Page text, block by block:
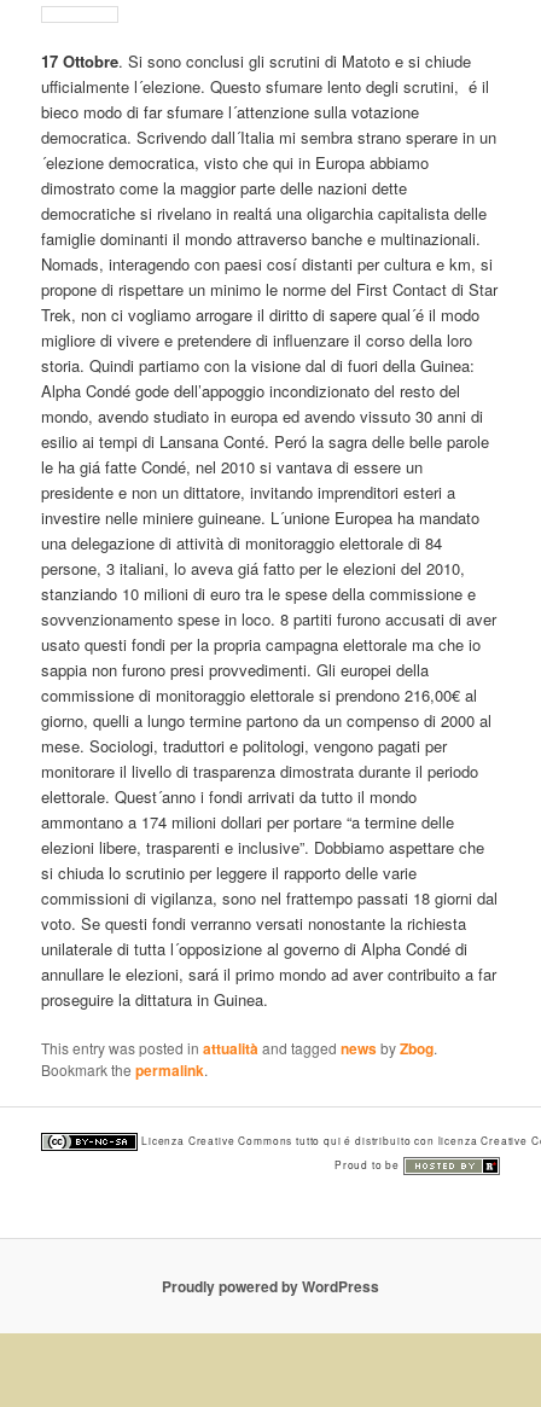
17 Ottobre. Si sono conclusi gli scrutini di Matoto e si chiude
ufficialmente l´elezione. Questo sfumare lento degli scrutini, é il
bieco modo di far sfumare l´attenzione sulla votazione
democratica. Scrivendo dall´Italia mi sembra strano sperare in un
´elezione democratica, visto che qui in Europa abbiamo
dimostrato come la maggior parte delle nazioni dette
democratiche si rivelano in realtá una oligarchia capitalista delle
famiglie dominanti il mondo attraverso banche e multinazionali.
Nomads, interagendo con paesi cosí distanti per cultura e km, si
propone di rispettare un minimo le norme del First Contact di Star
Trek, non ci vogliamo arrogare il diritto di sapere qual´é il modo
migliore di vivere e pretendere di influenzare il corso della loro
storia. Quindi partiamo con la visione dal di fuori della Guinea:
Alpha Condé gode dell’appoggio incondizionato del resto del
mondo, avendo studiato in europa ed avendo vissuto 30 anni di
esilio ai tempi di Lansana Conté. Peró la sagra delle belle parole
le ha giá fatte Condé, nel 2010 si vantava di essere un
presidente e non un dittatore, invitando imprenditori esteri a
investire nelle miniere guineane. L´unione Europea ha mandato
una delegazione di attività di monitoraggio elettorale di 84
persone, 3 italiani, lo aveva giá fatto per le elezioni del 2010,
stanziando 10 milioni di euro tra le spese della commissione e
sovvenzionamento spese in loco. 8 partiti furono accusati di aver
usato questi fondi per la propria campagna elettorale ma che io
sappia non furono presi provvedimenti. Gli europei della
commissione di monitoraggio elettorale si prendono 216,00€ al
giorno, quelli a lungo termine partono da un compenso di 2000 al
mese. Sociologi, traduttori e politologi, vengono pagati per
monitorare il livello di trasparenza dimostrata durante il periodo
elettorale. Quest´anno i fondi arrivati da tutto il mondo
ammontano a 174 milioni dollari per portare “a termine delle
elezioni libere, trasparenti e inclusive”. Dobbiamo aspettare che
si chiuda lo scrutinio per leggere il rapporto delle varie
commissioni di vigilanza, sono nel frattempo passati 18 giorni dal
voto. Se questi fondi verranno versati nonostante la richiesta
unilaterale di tutta l´opposizione al governo di Alpha Condé di
annullare le elezioni, sará il primo mondo ad aver contribuito a far
proseguire la dittatura in Guinea.
This entry was posted inattualitàand taggednewsbyZbog.
Bookmark thepermalink.
Licenza Creative Commons tutto qui é distribuito con licenza Creative
Proud to be
Proudly powered by WordPress